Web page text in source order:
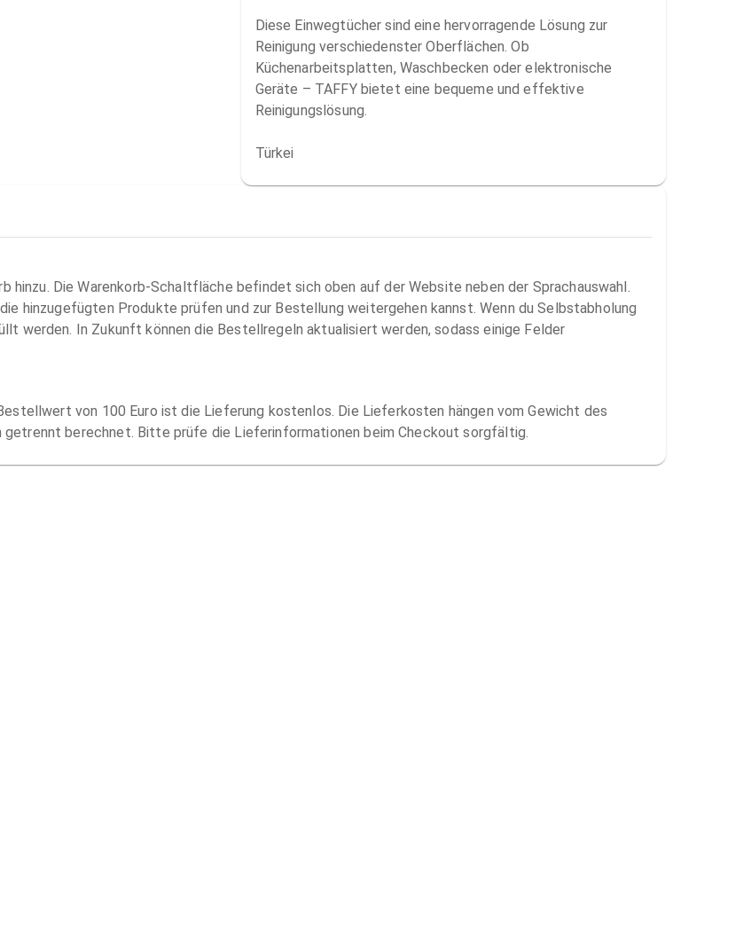
Diese Einwegtücher sind eine hervorragende Lösung zur
Reinigung verschiedenster Oberflächen. Ob
Küchenarbeitsplatten, Waschbecken oder elektronische
Geräte – TAFFY bietet eine bequeme und effektive
Reinigungslösung.
Türkei
hinzu. Die Warenkorb-Schaltfläche befindet sich oben auf der Website neben der Sprachauswahl.
hinzugefügten Produkte prüfen und zur Bestellung weitergehen kannst. Wenn du Selbstabholung
werden. In Zukunft können die Bestellregeln aktualisiert werden, sodass einige Felder
von 100 Euro ist die Lieferung kostenlos. Die Lieferkosten hängen vom Gewicht des
getrennt berechnet. Bitte prüfe die Lieferinformationen beim Checkout sorgfältig.